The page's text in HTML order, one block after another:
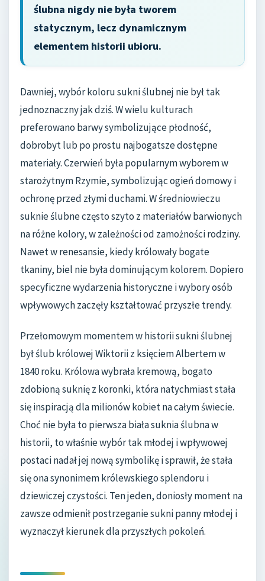
ślubna nigdy nie była tworem
statycznym, lecz dynamicznym
elementem historii ubioru.
Dawniej, wybór koloru sukni ślubnej nie był tak
jednoznaczny jak dziś. W wielu kulturach
preferowano barwy symbolizujące płodność,
dobrobyt lub po prostu najbogatsze dostępne
materiały. Czerwień była popularnym wyborem w
starożytnym Rzymie, symbolizując ogień domowy i
ochronę przed złymi duchami. W średniowieczu
suknie ślubne często szyto z materiałów barwionych
na różne kolory, w zależności od zamożności rodziny.
Nawet w renesansie, kiedy królowały bogate
tkaniny, biel nie była dominującym kolorem. Dopiero
specyficzne wydarzenia historyczne i wybory osób
wpływowych zaczęły kształtować przyszłe trendy.
Przełomowym momentem w historii sukni ślubnej
był ślub królowej Wiktorii z księciem Albertem w
1840 roku. Królowa wybrała kremową, bogato
zdobioną suknię z koronki, która natychmiast stała
się inspiracją dla milionów kobiet na całym świecie.
Choć nie była to pierwsza biała suknia ślubna w
historii, to właśnie wybór tak młodej i wpływowej
postaci nadał jej nową symbolikę i sprawił, że stała
się ona synonimem królewskiego splendoru i
dziewiczej czystości. Ten jeden, doniosły moment na
zawsze odmienił postrzeganie sukni panny młodej i
wyznaczył kierunek dla przyszłych pokoleń.